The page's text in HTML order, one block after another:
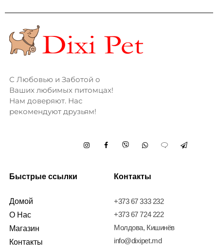
С Любовью и Заботой о
Ваших любимых питомцах!
Нам доверяют. Нас
рекомендуют друзьям!
Быстрые ссылки
Домой
О Нас
Магазин
Контакты
Контакты
+373 67 333 232
+373 67 724 222
Молдова, Кишинёв
info@dixipet.md